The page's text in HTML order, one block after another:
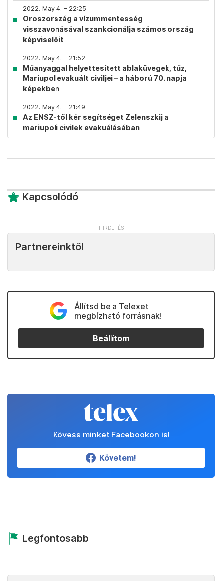
2022. May 4. – 22:25
Oroszország a vízummentesség
visszavonásával szankcionálja számos ország
képviselőit
2022. May 4. – 21:52
Műanyaggal helyettesített ablaküvegek, tűz,
Mariupol evakuált civiljei – a háború 70. napja
képekben
2022. May 4. – 21:49
Az ENSZ-től kér segítséget Zelenszkij a
mariupoli civilek evakuálásában
Kapcsolódó
Partnereinktől
Állítsd be a Telexet
megbízható forrásnak!
Beállítom
Kövess minket Facebookon is!
Követem!
Legfontosabb